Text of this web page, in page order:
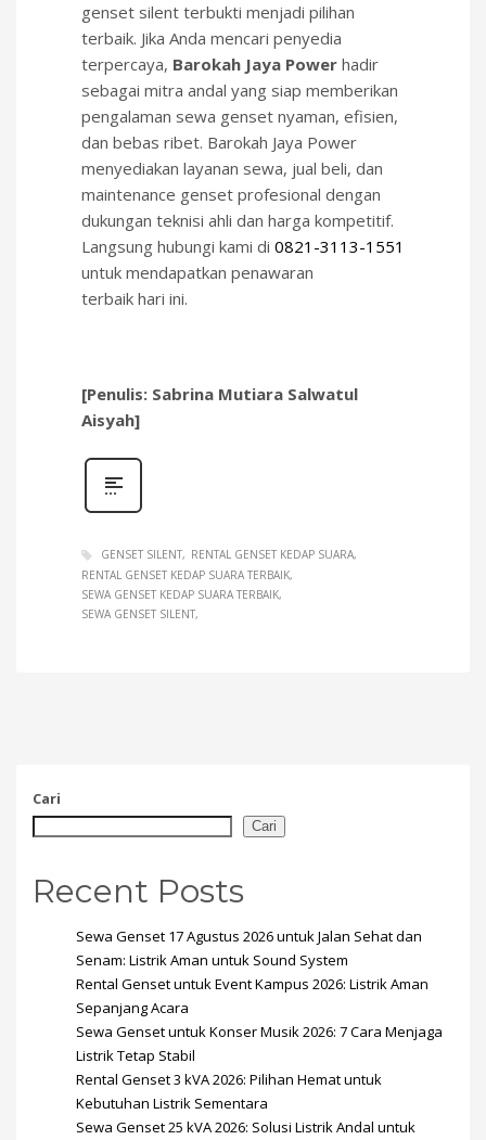
genset silent terbukti menjadi pilihan
terbaik. Jika Anda mencari penyedia
terpercaya, Barokah Jaya Power hadir
sebagai mitra andal yang siap memberikan
pengalaman sewa genset nyaman, efisien,
dan bebas ribet. Barokah Jaya Power
menyediakan layanan sewa, jual beli, dan
maintenance genset profesional dengan
dukungan teknisi ahli dan harga kompetitif.
Langsung hubungi kami di 0821-3113-1551
untuk mendapatkan penawaran
terbaik hari ini.
[Penulis: Sabrina Mutiara Salwatul
Aisyah]
GENSET SILENT
RENTAL GENSET KEDAP SUARA
RENTAL GENSET KEDAP SUARA TERBAIK
SEWA GENSET KEDAP SUARA TERBAIK
SEWA GENSET SILENT
Cari
Cari
Recent Posts
Sewa Genset 17 Agustus 2026 untuk Jalan Sehat dan
Senam: Listrik Aman untuk Sound System
Rental Genset untuk Event Kampus 2026: Listrik Aman
Sepanjang Acara
Sewa Genset untuk Konser Musik 2026: 7 Cara Menjaga
Listrik Tetap Stabil
Rental Genset 3 kVA 2026: Pilihan Hemat untuk
Kebutuhan Listrik Sementara
Sewa Genset 25 kVA 2026: Solusi Listrik Andal untuk